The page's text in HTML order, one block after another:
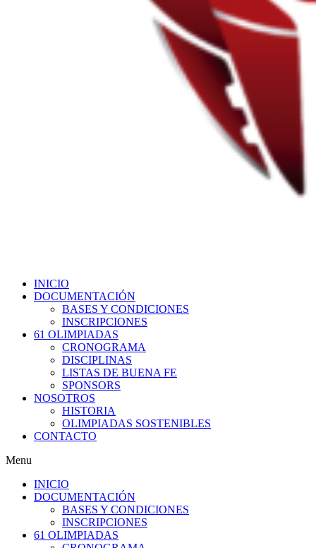
INICIO
DOCUMENTACIÓN
BASES Y CONDICIONES
INSCRIPCIONES
61 OLIMPIADAS
CRONOGRAMA
DISCIPLINAS
LISTAS DE BUENA FE
SPONSORS
NOSOTROS
HISTORIA
OLIMPIADAS SOSTENIBLES
CONTACTO
Menu
INICIO
DOCUMENTACIÓN
BASES Y CONDICIONES
INSCRIPCIONES
61 OLIMPIADAS